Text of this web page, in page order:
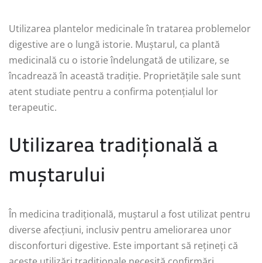
Utilizarea plantelor medicinale în tratarea problemelor
digestive are o lungă istorie. Muștarul, ca plantă
medicinală cu o istorie îndelungată de utilizare, se
încadrează în această tradiție. Proprietățile sale sunt
atent studiate pentru a confirma potențialul lor
terapeutic.
Utilizarea tradițională a
muștarului
În medicina tradițională, muștarul a fost utilizat pentru
diverse afecțiuni, inclusiv pentru ameliorarea unor
disconforturi digestive. Este important să rețineți că